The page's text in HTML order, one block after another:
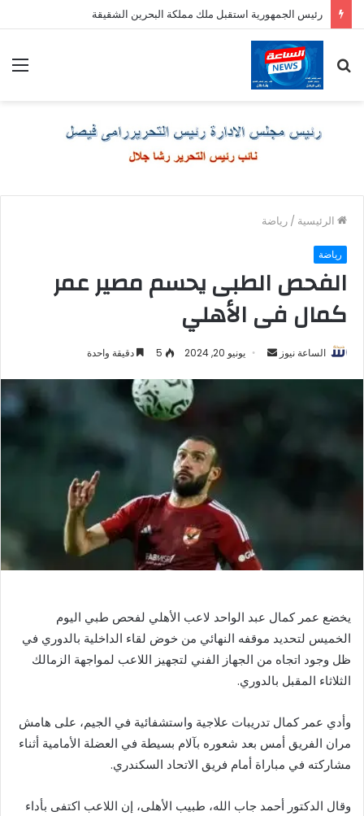
رئيس الجمهورية استقبل ملك مملكة البحرين الشقيقة
عن
الرئيسية / رياضة
رياضة
الفحص الطبى يحسم مصير عمر
كمال فى الأهلي
الساعة نيوز
أرسل يونيو 20, 2024 5 دقيقة واحدة
يخضع عمر كمال عبد الواحد لاعب الأهلي لفحص طبي اليوم
الخميس لتحديد موقفه النهائي من خوض لقاء الداخلية بالدوري في
ظل وجود اتجاه من الجهاز الفني لتجهيز اللاعب لمواجهة الزمالك
الثلاثاء المقبل بالدوري.
وأدي عمر كمال تدريبات علاجية واستشفائية في الجيم، على هامش
مران الفريق أمس بعد شعوره بآلام بسيطة في العضلة الأمامية أثناء
مشاركته في مباراة أمام فريق الاتحاد السكندري.
وقال الدكتور أحمد جاب الله، طبيب الأهلى، إن اللاعب اكتفى بأداء